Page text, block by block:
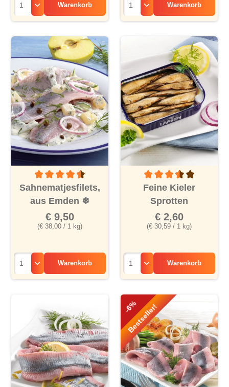
Warenkorb Warenkorb
Durchschnittliche Bewertung von 4.4 von 5 Sternen
Sahnematjesfilets,
aus Emden ❄
(€ 38,00 / 1 kg)
€ 9,50
Warenkorb
Durchschnittliche
Feine Kieler
Sprotten
(€ 30,59 / 1 kg)
€ 2,60
Warenkorb
-6%
Bestseller!